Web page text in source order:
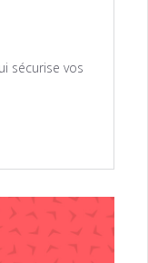
sécurise vos